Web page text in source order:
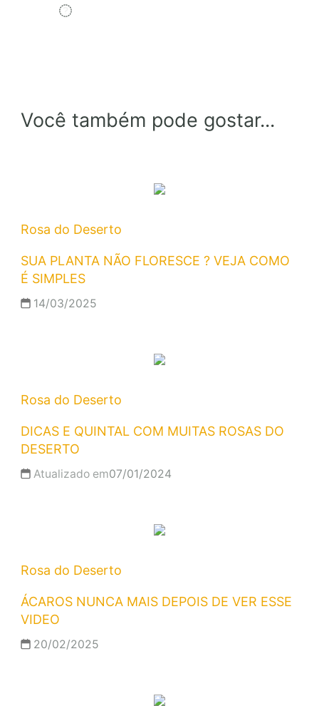
Você também pode gostar...
Rosa do Deserto
SUA PLANTA NÃO FLORESCE ? VEJA COMO
É SIMPLES
14/03/2025
Rosa do Deserto
DICAS E QUINTAL COM MUITAS ROSAS DO
DESERTO
Atualizado em07/01/2024
Rosa do Deserto
ÁCAROS NUNCA MAIS DEPOIS DE VER ESSE
VIDEO
20/02/2025